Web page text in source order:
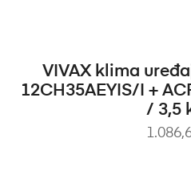
DODAJ U
VIVAX klima
12CH35AEYIS/I +
/ 3,5